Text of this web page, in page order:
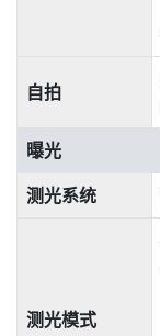
自拍
曝光
测光系统
测光模式